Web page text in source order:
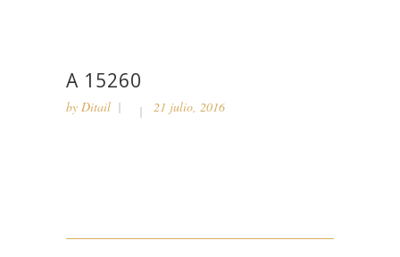
A 15260
by Ditail 21 julio, 2016